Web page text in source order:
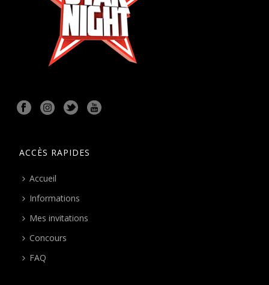
ACCÈS RAPIDES
Accueil
Informations
Mes invitations
Concours
FAQ